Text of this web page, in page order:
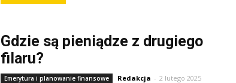
Gdzie są pieniądze z drugiego
filaru?
Emerytura i planowanie finansowe Redakcja - 2 lutego 2025